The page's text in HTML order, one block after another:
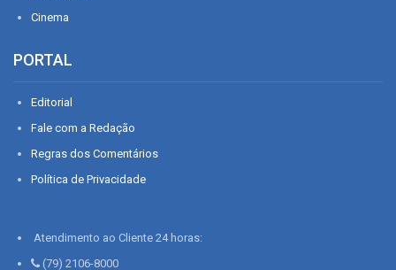
Cinema
PORTAL
Editorial
Fale com a Redação
Regras dos Comentários
Política de Privacidade
Atendimento ao Cliente 24 horas:
(79) 2106-8000